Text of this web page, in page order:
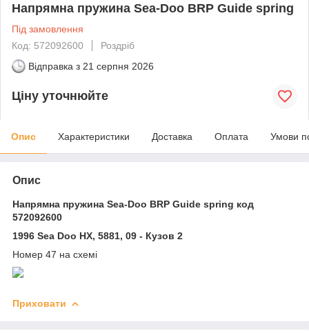
Напрямна пружина Sea-Doo BRP Guide spring
Під замовлення
Код: 572092600
Роздріб
Відправка з 21 серпня 2026
Ціну уточнюйте
Опис Характеристики Доставка Оплата Умови
Опис
Напрямна пружина Sea-Doo BRP Guide spring код
572092600
1996 Sea Doo HX, 5881, 09 - Кузов 2
Номер 47 на схемі
Приховати